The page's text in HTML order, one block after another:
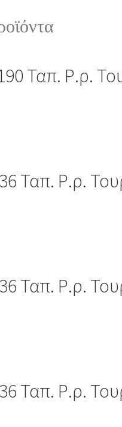
Ταπ. Ρ.ρ.
Ταπ. Ρ.ρ.
Ταπ. Ρ.ρ.
Ταπ. Ρ.ρ.